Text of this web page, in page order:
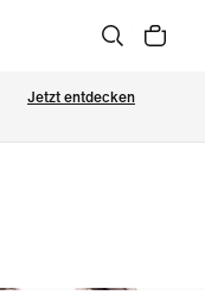
Jetzt entdecken